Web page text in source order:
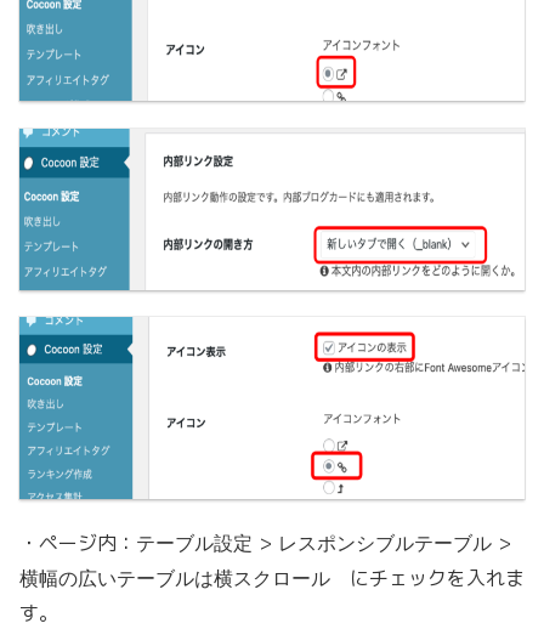
・ページ内： テーブル設定 > レスポンシブルテーブル >
横幅の広いテーブルは横スクロール
にチェックを入れま
す。